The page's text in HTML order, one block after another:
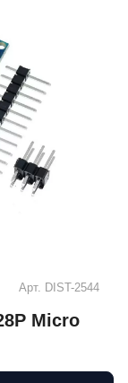
Арт. DIST-2544
Micro